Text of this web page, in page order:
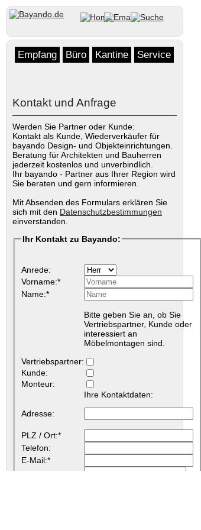
Empfang Büro Kantine Service
Kontakt und Anfrage
Werden Sie Partner oder Kunde:
Kontakt als Kunde, Wiederverkäufer für
bayando Design- und Objekteinrichtungen.
Beratung für Architekten und Bauherren
jederzeit kostenlos und unverbindlich.
Ihr bayando - Partner aus Ihrer Region wird
Sie beraten und gern informieren.
Mit Absenden des Formulars erklären Sie
sich mit den Datenschutzbestimmungen
einverstanden.
Ihr Kontakt zu Bayando:
Anrede:
Vorname:*
Name:*
Bitte geben Sie an, ob Sie
Vertriebspartner, Kunde oder
interessiert an
Möbelmontagen sind.
Vertriebspartner:
Kunde:
Monteur:
Ihre Kontaktdaten:
Adresse:
PLZ / Ort:*
Telefon:
E-Mail:*